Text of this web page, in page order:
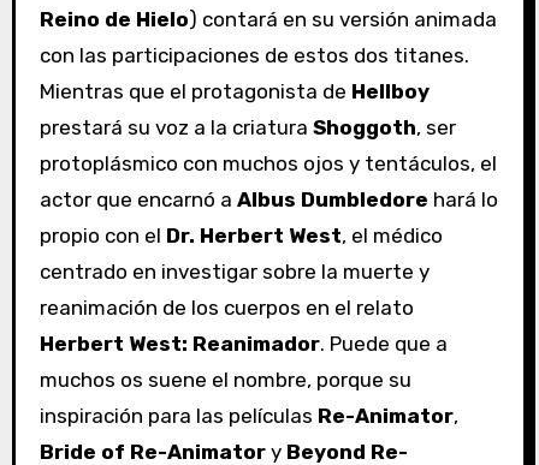
Reino de Hielo) contará en su versión animada
con las participaciones de estos dos titanes.
Mientras que el protagonista de Hellboy
prestará su voz a la criatura Shoggoth, ser
protoplásmico con muchos ojos y tentáculos, el
actor que encarnó a Albus Dumbledore hará lo
propio con el Dr. Herbert West, el médico
centrado en investigar sobre la muerte y
reanimación de los cuerpos en el relato
Herbert West: Reanimador. Puede que a
muchos os suene el nombre, porque su
inspiración para las películas Re-Animator,
Bride of Re-Animatory Beyond Re-